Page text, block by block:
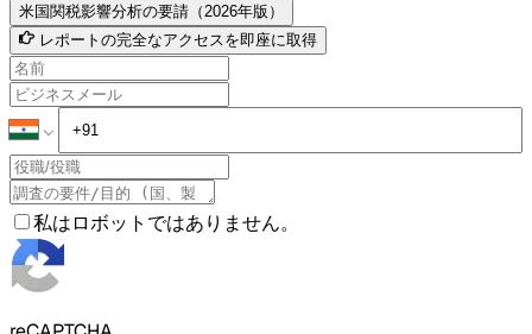
米国関税影響分析の要請（2026年版）
レポートの完全なアクセスを即座に取得
私はロボットではありません。